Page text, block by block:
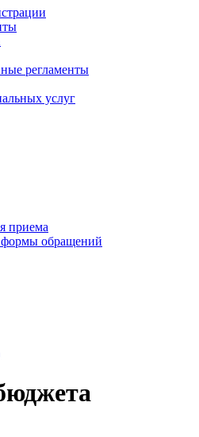
регламенты
услуг
приема
формы обращений